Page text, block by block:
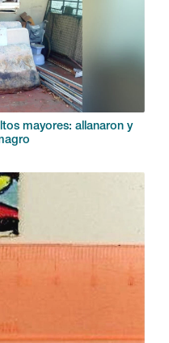
mayores: allanaron y